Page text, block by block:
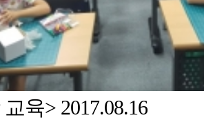
육> 2017.08.16